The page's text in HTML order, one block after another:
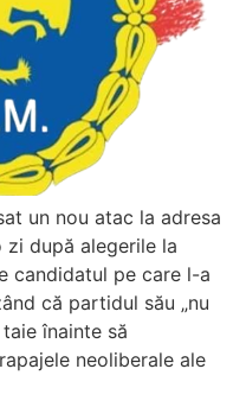
un nou atac la adresa
zi după alegerile la
candidatul pe care l-a
că partidul său „nu
înainte să
neoliberale ale